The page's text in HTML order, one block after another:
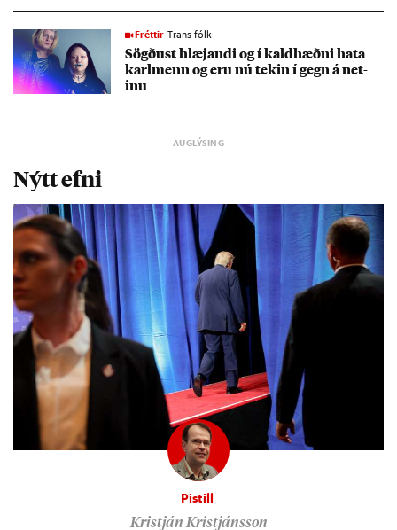
Fréttir Trans fólk
Sögð­ust hlæj­andi og í kald­hæðni hata
karl­menn og eru nú tek­in í gegn á net­
inu
Nýtt efni
Pistill
Kristján Kristjánsson